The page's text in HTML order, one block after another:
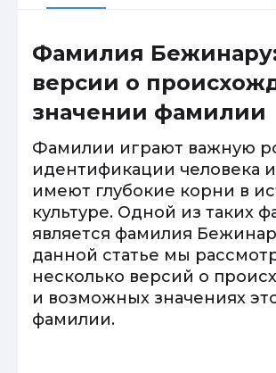
Фамилия
версии о
значении фамилии
Фамилии играют важную
идентификации человека и
имеют глубокие корни в
культуре. Одной из таких
является фамилия
данной статье мы
несколько версий о
и возможных значениях
фамилии.